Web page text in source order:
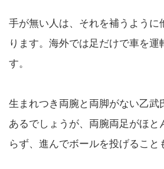
手が無い人は、それを補うように
ります。海外では足だけで車を運
す。
生まれつき両腕と両脚がない乙武
あるでしょうが、両腕両足がほと
らず、進んでボールを投げること